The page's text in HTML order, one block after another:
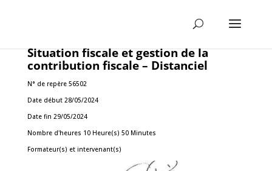
Situation fiscale et gestion de la
contribution fiscale – Distanciel
N° de repère 56502
Date début 28/05/2024
Date fin 29/05/2024
Nombre d'heures 10 Heure(s) 50 Minutes
Formateur(s) et intervenant(s)